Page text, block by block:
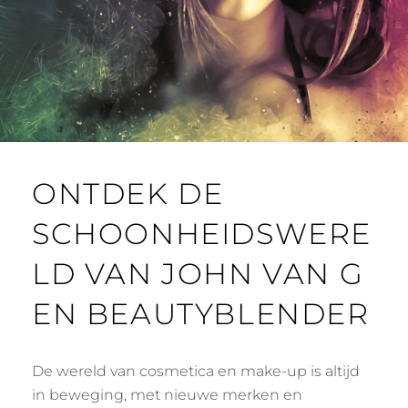
ONTDEK DE
SCHOONHEIDSWERE
LD VAN JOHN VAN G
EN BEAUTYBLENDER
De wereld van cosmetica en make-up is altijd
in beweging, met nieuwe merken en